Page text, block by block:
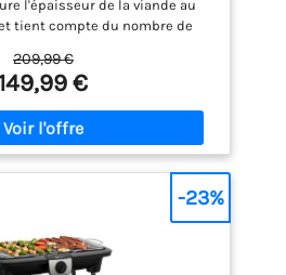
l'épaisseur de la viande au
tient compte du nombre de
de la cuisson choisie
PROGRESSION DE CUISSON:
d’atteindre le résultat de
de saignant àbien cuit. Suivez
de cuisson de vos aliments
POLYVALENTS: 9 programmes
faire griller vosviandes rouges,
résultats de cuisson parfaits
209,99 €
149,99 €
-23%